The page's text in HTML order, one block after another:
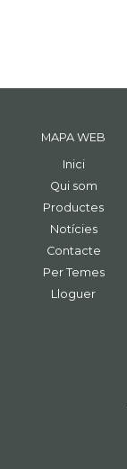
MAPA WEB
Inici
Qui som
Productes
Notícies
Contacte
Per Temes
Lloguer